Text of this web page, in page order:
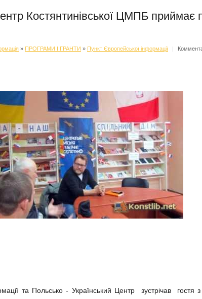
Костянтинівської ЦМПБ приймає
» ПРОГРАМИ І ГРАНТИ » Пункт Європейської інформації |
та Польсько - Український Центр зустрічав гостя